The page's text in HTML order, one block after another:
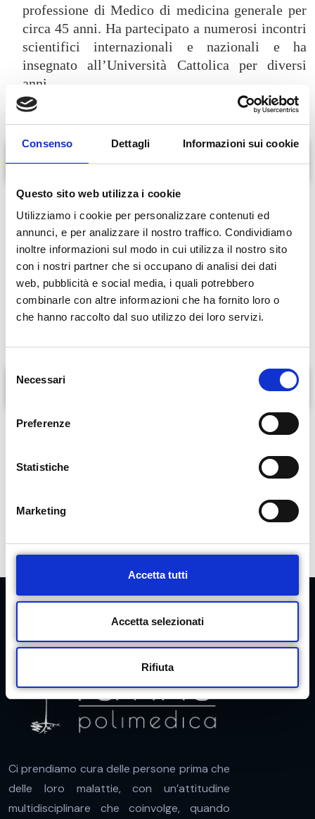
Consenso Dettagli Informazioni sui cookie
Questo sito web utilizza i cookie
Utilizziamo i cookie per personalizzare contenuti ed
annunci, e per analizzare il nostro traffico. Condividiamo
inoltre informazioni sul modo in cui utilizza il nostro sito
con i nostri partner che si occupano di analisi dei dati
web, pubblicità e social media, i quali potrebbero
combinarle con altre informazioni che ha fornito loro o
che hanno raccolto dal suo utilizzo dei loro servizi.
Necessari
Preferenze
Statistiche
Marketing
Accetta tutti
Accetta selezionati
Rifiuta
professione di Medico di medicina generale per
circa 45 anni. Ha partecipato a numerosi incontri
scientifici internazionali e nazionali e ha
insegnato all’Università Cattolica per diversi
anni.
In evidenza
Ipogonadismo
Patologie della tiroide (noduli, tumori, ipertiroidismo)
Osteoporosi ed altre malattie metaboliche dell’osso
Diabete mellito di tipo I e II
Patologie dell’apparato riproduttivo maschile e di quello femminile,
della disfunzione erettile, dell’infertilità maschile e femminile;
disturbi dell’eiaculazione, irregolarità mestruali, menopausa ed
Ci prendiamo cura delle persone prima che
delle loro malattie, con un’attitudine
multidisciplinare che coinvolge, quando